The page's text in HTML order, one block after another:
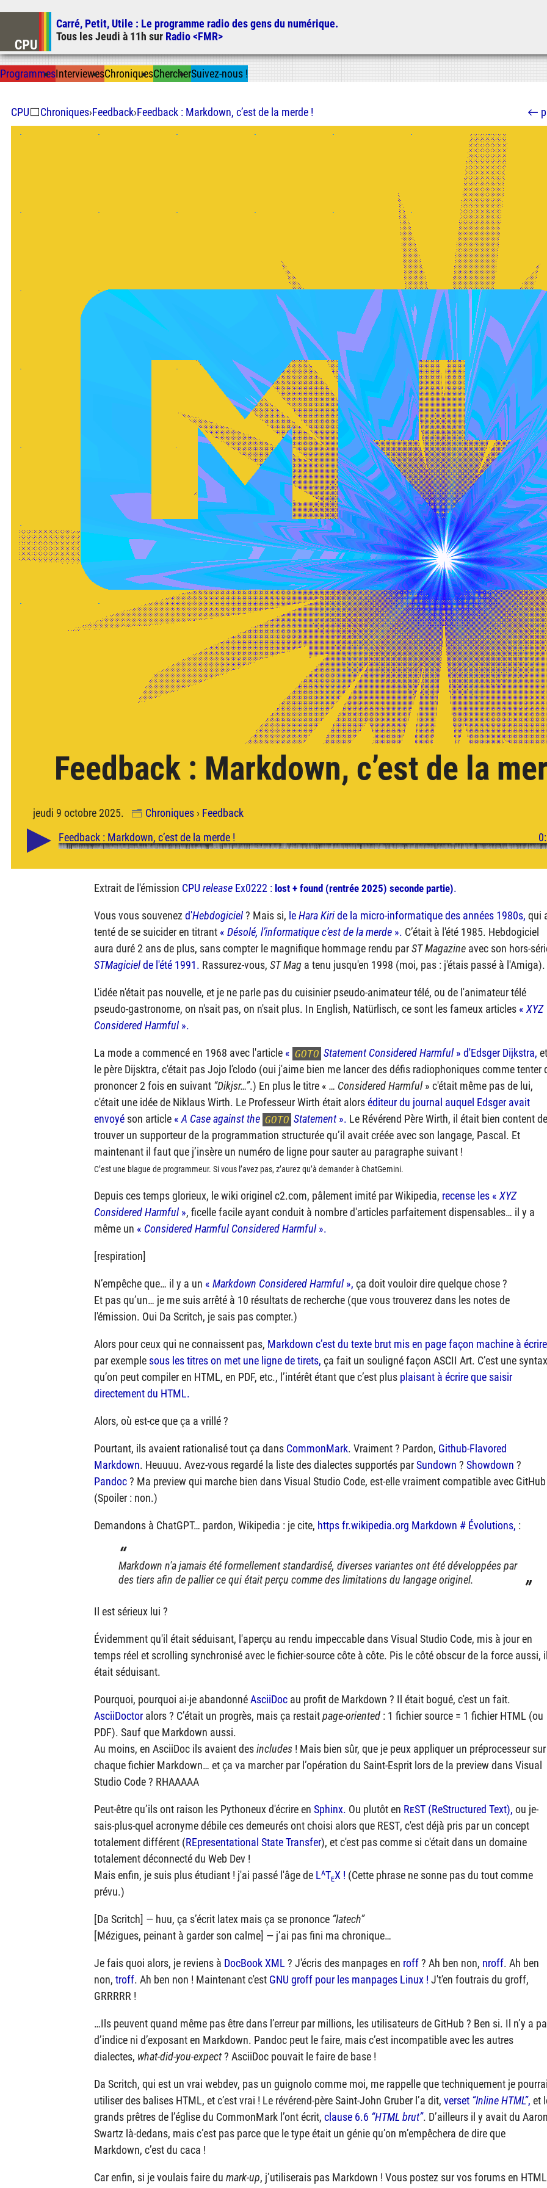
Carré, Petit, Utile : Le programme radio des gens du numérique.
Tous lesJeudi à 11h sur Radio <FMR>
ProgrammesInterviewesChroniquesChercherSuivez-nous !
CPU⬜Chroniques›Feedback›Feedback : Markdown, c’est de la merde ! ←
Feedback : Markdown, c’est de la
jeudi 9 octobre 2025. Chroniques › Feedback
Extrait de l'émission CPUrelease Ex0222 : lost + found (rentrée 2025) seconde partie).
Vous vous souvenezd'Hebdogiciel? Mais si, leHara Kiride la micro-informatique des années 1980s, qui
tenté de se suicider en titrant «Désolé, l’informatique c’est de la merde ». C’était à l'été 1985. Hebdogiciel
aura duré 2 ans de plus, sans compter le magnifique hommage rendu parST Magazine avec son hors-
STMagicielde l'été 1991. Rassurez-vous,ST Mag a tenu jusqu'en 1998 (moi, pas : j'étais passé à l'Amiga).
L'idée n'était pas nouvelle, et je ne parle pas du cuisinier pseudo-animateur télé, ou de l'animateur télé
pseudo-gastronome, on n'sait pas, on n'sait plus. In English, Natürlisch, ce sont les fameux articles «XYZ
Considered Harmful».
La mode a commencé en 1968 avec l'article « GOTO Statement Considered Harmful» d'Edsger Dijkstra, et
le père Dijsktra, c'était pas Jojo l'clodo (oui j'aime bien me lancer des défis radiophoniques comme tenter
prononcer 2 fois en suivant Dikjsr… .) En plus le titre «… Considered Harmful » c'était même pas de lui,
c'était une idée de Niklaus Wirth. Le Professeur Wirth était alorséditeur du journal auquel Edsger avait
envoyé son article «A Case against the GOTO Statement». Le Révérend Père Wirth, il était bien content de
trouver un supporteur de la programmation structurée qu’il avait créée avec son langage, Pascal. Et
maintenant il faut que j’insère un numéro de ligne pour sauter au paragraphe suivant !
C’est une blague de programmeur. Si vous l’avez pas, z’aurez qu’à demander à ChatGemini.
Depuis ces temps glorieux, le wiki originel c2.com, pâlement imité par Wikipedia, recense les «XYZ
Considered Harmful», ficelle facile ayant conduit à nombre d'articles parfaitement dispensables… il y a
même un « Considered Harmful Considered Harmful».
[respiration]
N’empêche que… il y a un «Markdown Considered Harmful», ça doit vouloir dire quelque chose ?
Et pas qu’un… je me suis arrêté à 10 résultats de recherche (que vous trouverez dans les notes de
l'émission. Oui Da Scritch, je sais pas compter.)
Alors pour ceux qui ne connaissent pas, Markdown c’est du texte brut mis en page façon machine à
par exemple sous les titres on met une ligne de tirets, ça fait un souligné façonASCII Art. C’est une
qu’on peut compiler en HTML, en PDF, etc., l’intérêt étant que c’est plus plaisant à écrire que saisir
directement du HTML.
Alors, où est-ce que ça a vrillé ?
Pourtant, ils avaient rationalisé tout ça dans CommonMark. Vraiment ? Pardon, Github-Flavored
Markdown. Heuuuu. Avez-vous regardé la liste des dialectes supportés parSundown ?Showdown ?
Pandoc? Ma preview qui marche bien dans Visual Studio Code, est-elle vraiment compatible avec
(Spoiler : non.)
Demandons à ChatGPT… pardon, Wikipedia : je cite, https fr.wikipedia.org Markdown # Évolutions, :
Markdown n'a jamais été formellement standardisé, diverses variantes ont été développées par
des tiers afin de pallier ce qui était perçu comme des limitations du langage originel.
Il est sérieux lui ?
Évidemment qu'il était séduisant, l'aperçu au rendu impeccable dans Visual Studio Code, mis à jour en
temps réel et scrolling synchronisé avec le fichier-source côte à côte. Pis le côté obscur de la force aussi,
était séduisant.
Pourquoi, pourquoi ai-je abandonnéAsciiDoc au profit de Markdown ? Il était bogué, c'est un fait.
AsciiDoctor alors ? C’était un progrès, mais ça restaitpage-oriented : 1 fichier source = 1 fichier HTML (ou
PDF). Sauf que Markdown aussi.
Au moins, en AsciiDoc ils avaient desincludes ! Mais bien sûr, que je peux appliquer un préprocesseur sur
chaque fichier Markdown… et ça va marcher par l’opération du Saint-Esprit lors de la preview dans Visual
Studio Code ? RHAAAAA
Peut-être qu’ils ont raison les Pythoneux d'écrire enSphinx. Ou plutôt en ReST (ReStructured Text), ou je-
sais-plus-quel acronyme débile ces demeurés ont choisi alors que REST, c'est déjà pris par un concept
totalement différent (REpresentational State Transfer), et c'est pas comme si c'était dans un domaine
totalement déconnecté du Web Dev !
Mais enfin, je suis plus étudiant ! j'ai passé l'âge de LaTeX ! (Cette phrase ne sonne pas du tout comme
prévu.)
[Da Scritch] — huu, ça s’écrit latex mais ça se prononce latech
[Mézigues, peinant à garder son calme] — j’ai pas fini ma chronique…
Je fais quoi alors, je reviens à DocBook XML ? J'écris des manpages en roff? Ah ben non, nroff. Ah ben
non,troff. Ah ben non ! Maintenant c'est GNU groff pour les manpages Linux ! J't'en foutrais du groff,
GRRRRR !
…Ils peuvent quand même pas être dans l’erreur par millions, les utilisateurs de GitHub ? Ben si. Il n’y a
d’indice ni d’exposant en Markdown. Pandoc peut le faire, mais c’est incompatible avec les autres
dialectes, what-did-you-expect? AsciiDoc pouvait le faire de base !
Da Scritch, qui est un vrai webdev, pas un guignolo comme moi, me rappelle que techniquement je
utiliser des balises HTML, et c’est vrai ! Le révérend-père Saint-John Gruber l’a dit,verset Inline HTML , et
grands prêtres de l’église du CommonMark l’ont écrit,clause 6.6 HTML brut . D’ailleurs il y avait du
Swartz là-dedans, mais c’est pas parce que le type était un génie qu’on m’empêchera de dire que
Markdown, c’est du caca !
Car enfin, si je voulais faire dumark-up, j’utiliserais pas Markdown ! Vous postez sur vos forums en